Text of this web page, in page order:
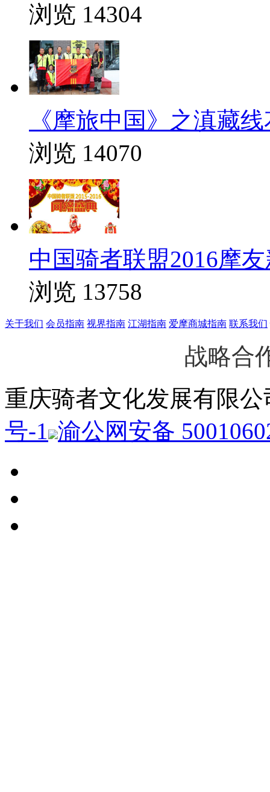
浏览 14304
《摩旅中国》之滇藏
浏览 14070
中国骑者联盟2016摩
浏览 13758
关于我们 会员指南 视界指南 江湖指南 爱摩商城指南 联系我们
战略合
重庆骑者文化发展有限
号-1 渝公网安备